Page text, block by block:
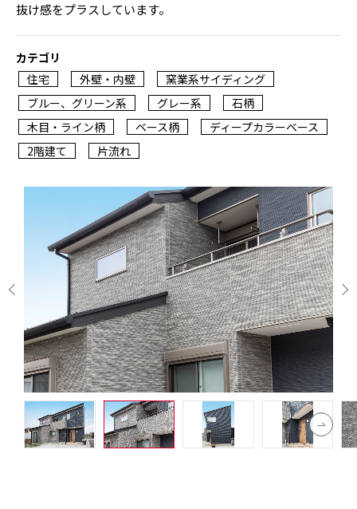
抜け感をプラスしています。
カテゴリ
住宅
外壁・内壁
窯業系サイディング
ブルー、グリーン系
グレー系
石柄
木目・ライン柄
ベース柄
ディープカラーベース
2階建て
片流れ